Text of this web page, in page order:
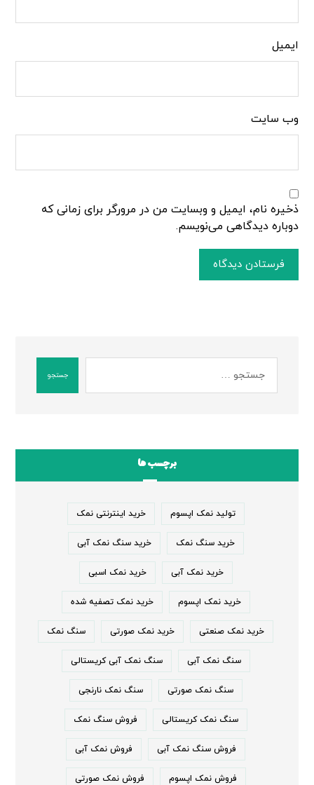
ایمیل
وب‌ سایت
ذخیره نام، ایمیل و وبسایت من در مرورگر برای زمانی که
دوباره دیدگاهی می‌نویسم.
فرستادن دیدگاه
جستجو
برچسب ها
تولید نمک اپسوم خرید اینترنتی نمک
خرید سنگ نمک خرید سنگ نمک آبی
خرید نمک آبی خرید نمک اسبی
خرید نمک اپسوم خرید نمک تصفیه شده
خرید نمک صنعتی خرید نمک صورتی سنگ نمک
سنگ نمک آبی سنگ نمک آبی کریستالی
سنگ نمک صورتی سنگ نمک نارنجی
سنگ نمک کریستالی فروش سنگ نمک
فروش سنگ نمک آبی فروش نمک آبی
فروش نمک اپسوم فروش نمک صورتی